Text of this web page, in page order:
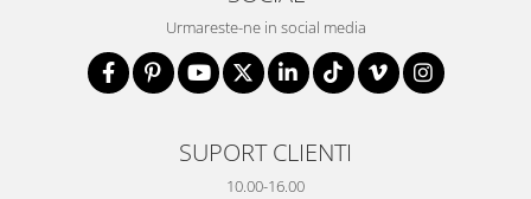
Urmareste-ne in social media
SUPORT CLIENTI
10.00-16.00